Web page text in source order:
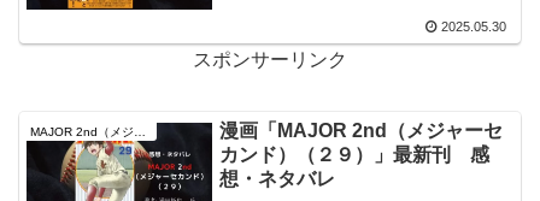
2025.05.30
スポンサーリンク
漫画「MAJOR 2nd（メジャーセ
カンド）（２９）」最新刊 感
想・ネタバレ